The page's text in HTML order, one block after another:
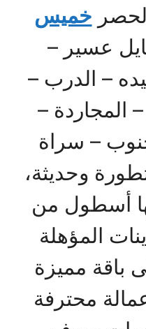
خميس
عسير –
– الدرب –
المجاردة –
– سراة
وحديثة،
أسطول من
المؤهلة
باقة مميزة
محترفة